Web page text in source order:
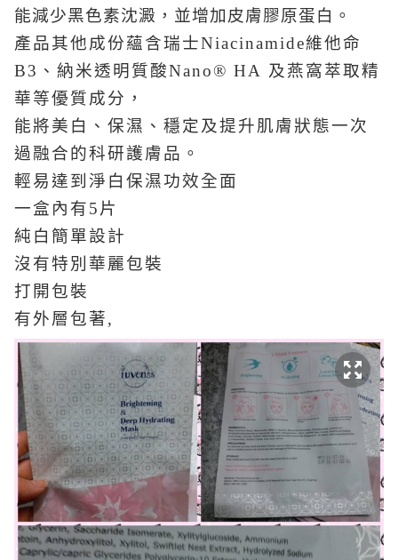
能減少黑色素沈澱，並增加皮膚膠原蛋白。
產品其他成份蘊含瑞士Niacinamide維他命
B3、納米透明質酸Nano® HA 及燕窩萃取精
華等優質成分，
能將美白、保濕、穩定及提升肌膚狀態一次
過融合的科研護膚品。
輕易達到淨白保濕功效全面
一盒內有5片
純白簡單設計
沒有特別華麗包裝
打開包裝
有外層包著,